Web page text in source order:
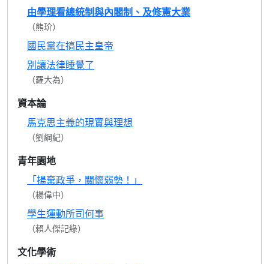
由學理看總統制與內閣制、及修憲大業
（熊玠）
國民黨在搞民主皇帝
別讓法律睡覺了
（羅大為）
資本論
馬克思主義的現實與理想
（劉綱紀）
青年園地
「揚棄政爭，關懷弱勢！」
（楊偉中）
學生運動所司何事
（賴人傑記綠）
文化學術